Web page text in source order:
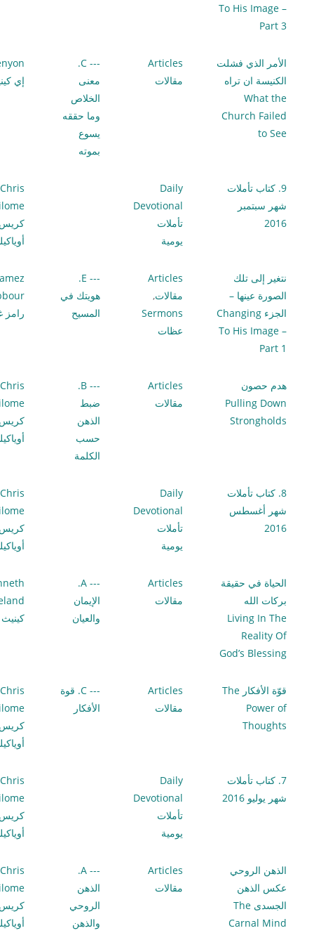
To His Image –
Part 3
الأمر الذي فشلت
الكنيسة ان تراه
What the
Church Failed
to See
Articles
مقالات
--- C.
معنى
الخلاص
وما حققه
يسوع
بموته
إي
9. كتاب تأملات
شهر سبتمبر
2016
Daily
Devotional
تأملات
يومية
Chris
نتغير إلى تلك
الصورة عينها –
الجزء Changing
To His Image –
Part 1
Articles
مقالات,
Sermons
عظات
--- E.
هويتك في
المسيح
رامز
هدم حصون
Pulling Down
Strongholds
Articles
مقالات
--- B.
ضبط
الذهن
حسب
الكلمة
Chris
8. كتاب تأملات
شهر أغسطس
2016
Daily
Devotional
تأملات
يومية
Chris
الحياة في حقيقة
بركات الله
Living In The
Reality Of
God’s Blessing
Articles
مقالات
--- A.
الإيمان
والعيان
كينيث
قوّة الأفكار The
Power of
Thoughts
Articles
مقالات
--- C. قوة
الأفكار
Chris
7. كتاب تأملات
شهر يوليو 2016
Daily
Devotional
تأملات
يومية
Chris
الذهن الروحي
عكس الذهن
الجسدى The
Carnal Mind
Articles
مقالات
--- A.
الذهن
الروحي
والذهن
Chris